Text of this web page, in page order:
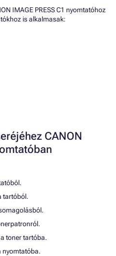
IMAGE PRESS C1 nyomtatóhoz
is alkalmasak:
CANON
tartóból.
toner tartóba.
nyomtatóba.